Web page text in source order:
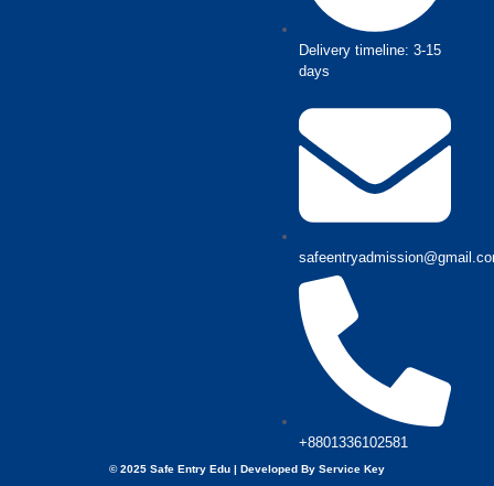
Delivery timeline: 3-15
days
+8801336102581
© 2025 Safe Entry Edu | Developed By Service Key